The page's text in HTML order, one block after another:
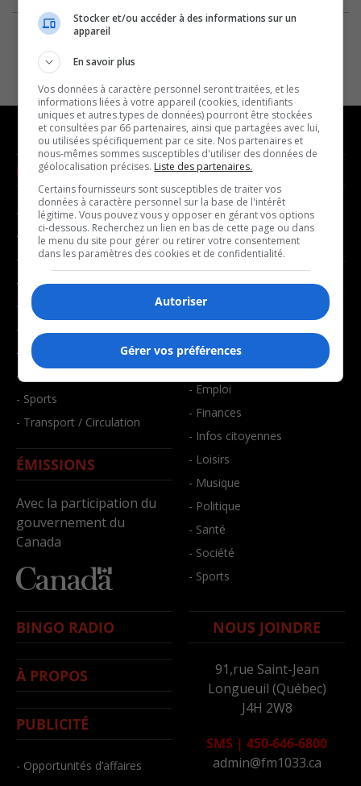
NOUVELLES
- Affaires municipales
- Communauté / Social
- Culture
- Économie
- Éducation
- Environnement
- Faits divers
- Santé et bien-être
- Sports
- Transport / Circulation
ÉMISSIONS
Avec la participation du
gouvernement du
Canada
MUSIQUE
- Décompte franco
- Joué récemment
BALADOS
- Affaires
- Art de vivre
- Bien-être
- Emploi
- Finances
- Infos citoyennes
- Loisirs
- Musique
- Politique
- Santé
- Société
- Sports
BINGO RADIO
À PROPOS
PUBLICITÉ
- Opportunités d’affaires
NOUS JOINDRE
91,rue Saint-Jean
Longueuil (Québec)
J4H 2W8
SMS | 450-646-6800
admin@fm1033.ca
Stocker et/ou accéder à des informations sur un
appareil
En savoir plus
Vos données à caractère personnel seront traitées, et les
informations liées à votre appareil (cookies, identifiants
uniques et autres types de données) pourront être stockées
et consultées par 66 partenaires, ainsi que partagées avec lui,
ou utilisées spécifiquement par ce site. Nos partenaires et
nous-mêmes sommes susceptibles d'utiliser des données de
géolocalisation précises. Liste des partenaires.
Certains fournisseurs sont susceptibles de traiter vos
données à caractère personnel sur la base de l'intérêt
légitime. Vous pouvez vous y opposer en gérant vos options
ci-dessous. Recherchez un lien en bas de cette page ou dans
le menu du site pour gérer ou retirer votre consentement
dans les paramètres des cookies et de confidentialité.
Autoriser
Gérer vos préférences